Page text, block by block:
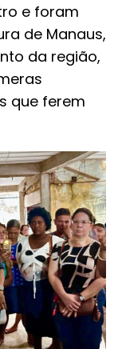
e foram
de Manaus,
da região,
que ferem